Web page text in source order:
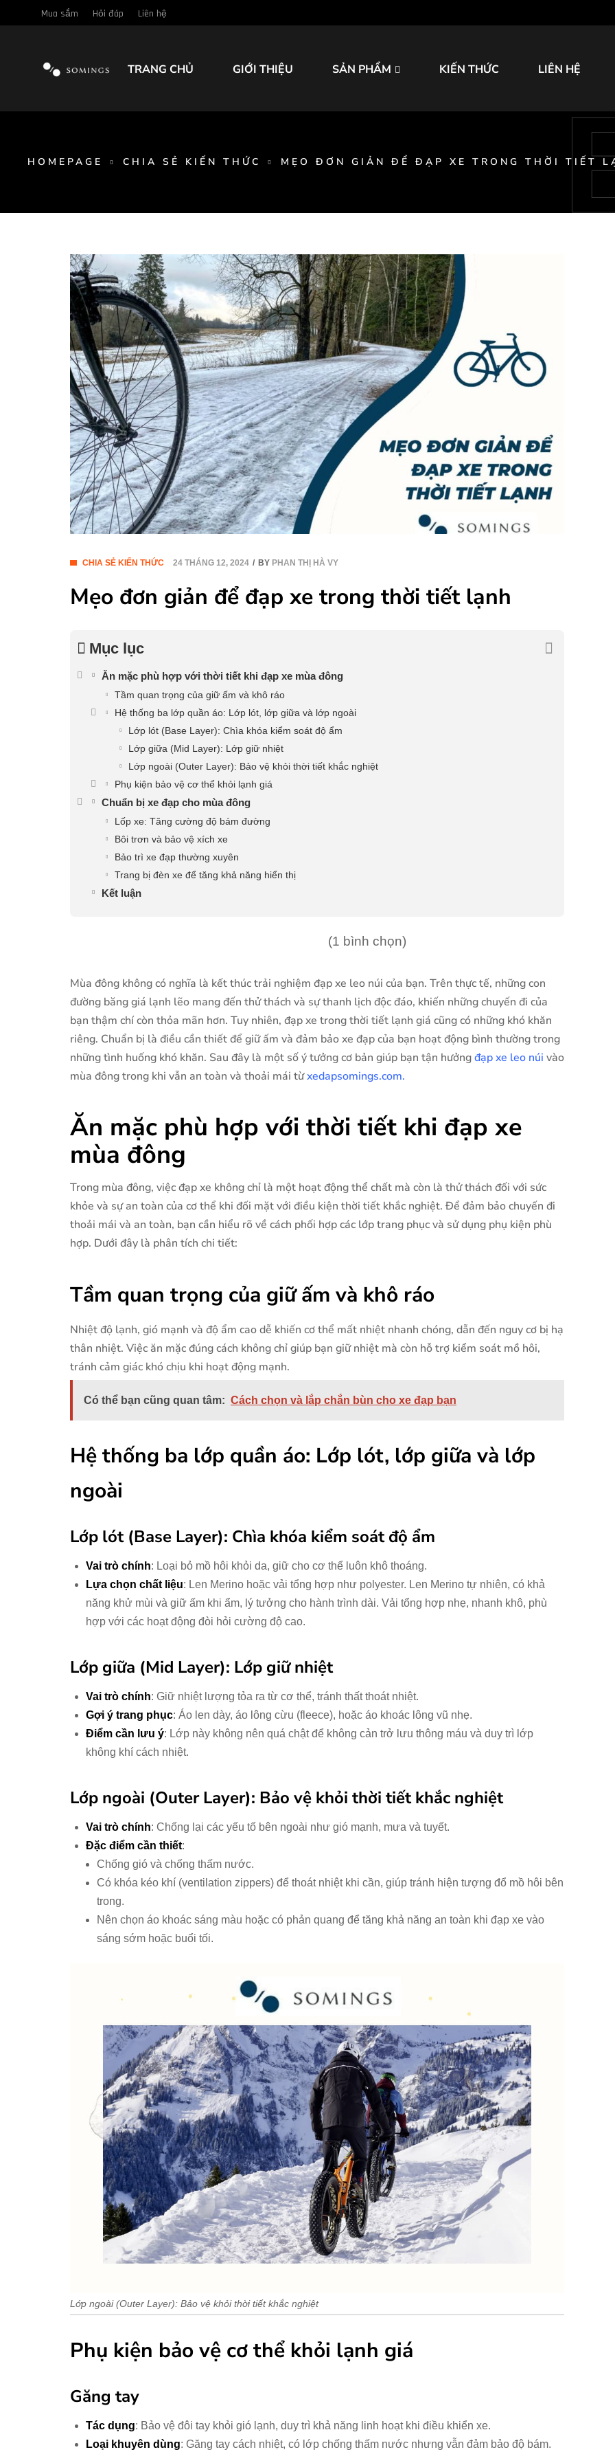
Mua sắm Hỏi đáp Liên hệ
TRANG CHỦ GIỚI THIỆU SẢN PHẨM KIẾN THỨC LIÊN HỆ
HOMEPAGE CHIA SẺ KIẾN THỨC MẸO ĐƠN GIẢN ĐỂ ĐẠP XE TRONG THỜI TIẾT
CHIA SẺ KIẾN THỨC 24 THÁNG 12, 2024 BY PHAN THỊ HÀ VY
Mẹo đơn giản để đạp xe trong thời tiết lạnh
Mục lục
Ăn mặc phù hợp với thời tiết khi đạp xe mùa đông
Tầm quan trọng của giữ ấm và khô ráo
Hệ thống ba lớp quần áo: Lớp lót, lớp giữa và lớp ngoài
Lớp lót (Base Layer): Chìa khóa kiểm soát độ ẩm
Lớp giữa (Mid Layer): Lớp giữ nhiệt
Lớp ngoài (Outer Layer): Bảo vệ khỏi thời tiết khắc nghiệt
Phụ kiện bảo vệ cơ thể khỏi lạnh giá
Chuẩn bị xe đạp cho mùa đông
Lốp xe: Tăng cường độ bám đường
Bôi trơn và bảo vệ xích xe
Bảo trì xe đạp thường xuyên
Trang bị đèn xe để tăng khả năng hiển thị
Kết luận
(1 bình chọn)
Mùa đông không có nghĩa là kết thúc trải nghiệm đạp xe leo núi của bạn. Trên thực tế, những con
đường băng giá lạnh lẽo mang đến thử thách và sự thanh lịch độc đáo, khiến những chuyến đi của
bạn thậm chí còn thỏa mãn hơn. Tuy nhiên, đạp xe trong thời tiết lạnh giá cũng có những khó khăn
riêng. Chuẩn bị là điều cần thiết để giữ ấm và đảm bảo xe đạp của bạn hoạt động bình thường trong
những tình huống khó khăn. Sau đây là một số ý tưởng cơ bản giúp bạn tận hưởngđạp xe leo núi vào
mùa đông trong khi vẫn an toàn và thoải mái từxedapsomings.com.
Ăn mặc phù hợp với thời tiết khi đạp xe
mùa đông
Trong mùa đông, việc đạp xe không chỉ là một hoạt động thể chất mà còn là thử thách đối với sức
khỏe và sự an toàn của cơ thể khi đối mặt với điều kiện thời tiết khắc nghiệt. Để đảm bảo chuyến đi
thoải mái và an toàn, bạn cần hiểu rõ về cách phối hợp các lớp trang phục và sử dụng phụ kiện phù
hợp. Dưới đây là phân tích chi tiết:
Tầm quan trọng của giữ ấm và khô ráo
Nhiệt độ lạnh, gió mạnh và độ ẩm cao dễ khiến cơ thể mất nhiệt nhanh chóng, dẫn đến nguy cơ bị hạ
thân nhiệt. Việc ăn mặc đúng cách không chỉ giúp bạn giữ nhiệt mà còn hỗ trợ kiểm soát mồ hôi,
tránh cảm giác khó chịu khi hoạt động mạnh.
Có thể bạn cũng quan tâm: Cách chọn và lắp chắn bùn cho xe đạp bạn
Hệ thống ba lớp quần áo: Lớp lót, lớp giữa và lớp
ngoài
Lớp lót (Base Layer): Chìa khóa kiểm soát độ ẩm
Vai trò chính: Loại bỏ mồ hôi khỏi da, giữ cho cơ thể luôn khô thoáng.
Lựa chọn chất liệu: Len Merino hoặc vải tổng hợp như polyester. Len Merino tự nhiên, có khả
năng khử mùi và giữ ấm khi ẩm, lý tưởng cho hành trình dài. Vải tổng hợp nhẹ, nhanh khô, phù
hợp với các hoạt động đòi hỏi cường độ cao.
Lớp giữa (Mid Layer): Lớp giữ nhiệt
Vai trò chính: Giữ nhiệt lượng tỏa ra từ cơ thể, tránh thất thoát nhiệt.
Gợi ý trang phục: Áo len dày, áo lông cừu (fleece), hoặc áo khoác lông vũ nhẹ.
Điểm cần lưu ý: Lớp này không nên quá chật để không cản trở lưu thông máu và duy trì lớp
không khí cách nhiệt.
Lớp ngoài (Outer Layer): Bảo vệ khỏi thời tiết khắc nghiệt
Vai trò chính: Chống lại các yếu tố bên ngoài như gió mạnh, mưa và tuyết.
Đặc điểm cần thiết:
Chống gió và chống thấm nước.
Có khóa kéo khí (ventilation zippers) để thoát nhiệt khi cần, giúp tránh hiện tượng đổ mồ hôi bên
trong.
Nên chọn áo khoác sáng màu hoặc có phản quang để tăng khả năng an toàn khi đạp xe vào
sáng sớm hoặc buổi tối.
Lớp ngoài (Outer Layer): Bảo vệ khỏi thời tiết khắc nghiệt
Phụ kiện bảo vệ cơ thể khỏi lạnh giá
Găng tay
Tác dụng: Bảo vệ đôi tay khỏi gió lạnh, duy trì khả năng linh hoạt khi điều khiển xe.
Loại khuyên dùng: Găng tay cách nhiệt, có lớp chống thấm nước nhưng vẫn đảm bảo độ bám.